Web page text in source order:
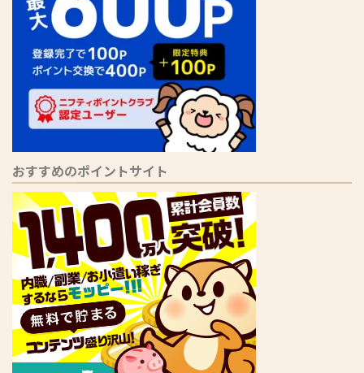
おすすめのポイントサイト